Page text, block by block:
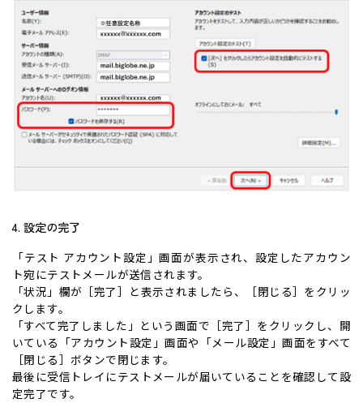
4. 設定の完了
「テスト アカウント設定」画面が表示され、設定したアカウン
ト宛にテストメールが送信されます。
「状況」欄が［完了］と表示されましたら、［閉じる］をクリッ
クします。
「すべて完了しました」という画面で［完了］をクリックし、開
いている「アカウント設定」画面や「メール設定」画面をすべて
［閉じる］ボタンで閉じます。
最後に受信トレイにテストメールが届いていることを確認して設
定完了です。